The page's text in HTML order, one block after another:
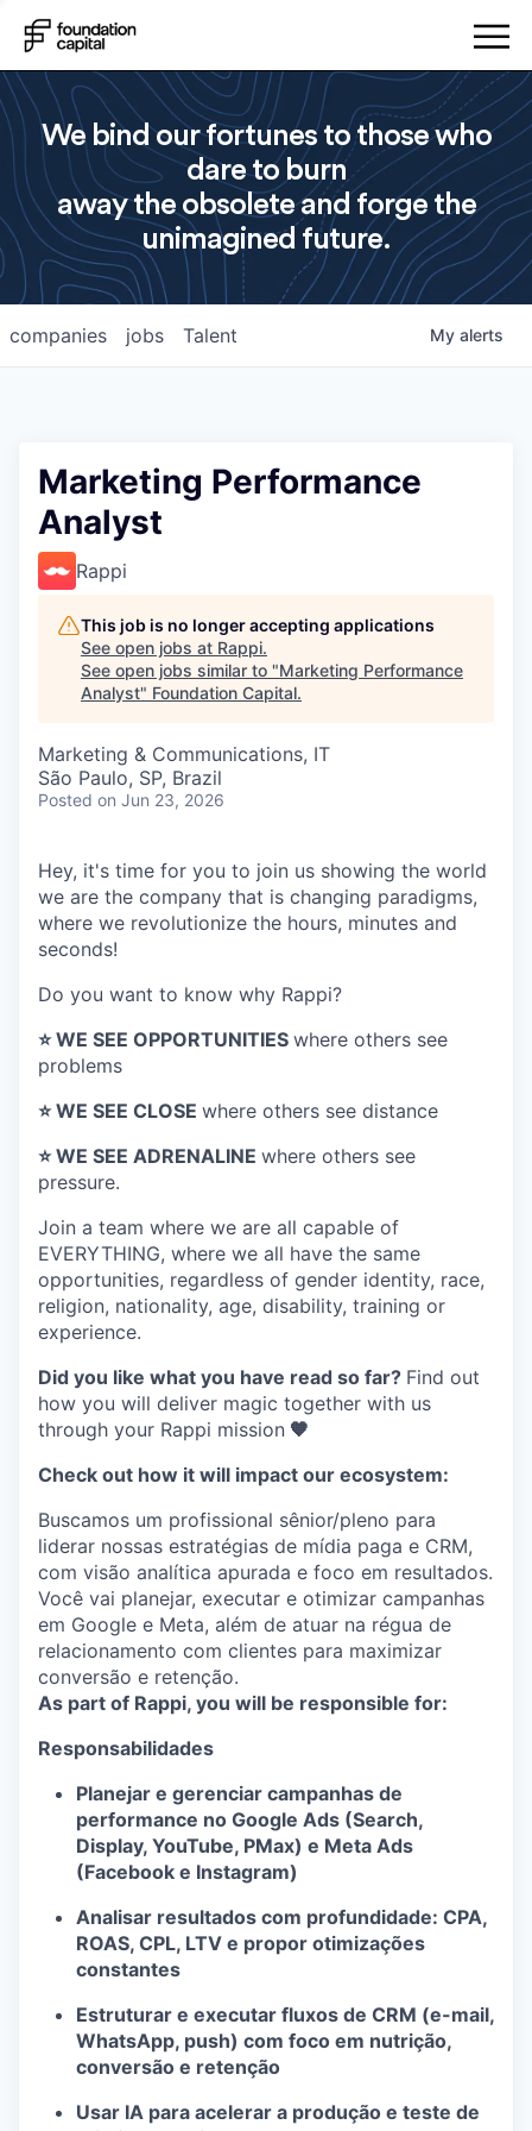
We bind our fortunes to those who
dare to burn
away the obsolete and forge the
unimagined future.
jobs
companies Talent My alerts
Marketing Performance
Analyst
Rappi
This job is no longer accepting applications
See open jobs at Rappi.
See open jobs similar to "Marketing Performance
Analyst" Foundation Capital.
Marketing & Communications, IT
São Paulo, SP, Brazil
Posted on Jun 23, 2026
Hey, it's time for you to join us showing the world
we are the company that is changing paradigms,
where we revolutionize the hours, minutes and
seconds!
Do you want to know why Rappi?
⭐️ WE SEE OPPORTUNITIES where others see
problems
⭐️ WE SEE CLOSE where others see distance
⭐️ WE SEE ADRENALINE where others see
pressure.
Join a team where we are all capable of
EVERYTHING, where we all have the same
opportunities, regardless of gender identity, race,
religion, nationality, age, disability, training or
experience.
Did you like what you have read so far? Find out
how you will deliver magic together with us
through your Rappi mission 🧡
Check out how it will impact our ecosystem:
Buscamos um profissional sênior/pleno para
liderar nossas estratégias de mídia paga e CRM,
com visão analítica apurada e foco em resultados.
Você vai planejar, executar e otimizar campanhas
em Google e Meta, além de atuar na régua de
relacionamento com clientes para maximizar
conversão e retenção.
As part of Rappi, you will be responsible for:
Responsabilidades
Planejar e gerenciar campanhas de
performance no Google Ads (Search,
Display, YouTube, PMax) e Meta Ads
(Facebook e Instagram)
Analisar resultados com profundidade: CPA,
ROAS, CPL, LTV e propor otimizações
constantes
Estruturar e executar fluxos de CRM (e-mail,
WhatsApp, push) com foco em nutrição,
conversão e retenção
Usar IA para acelerar a produção e teste de